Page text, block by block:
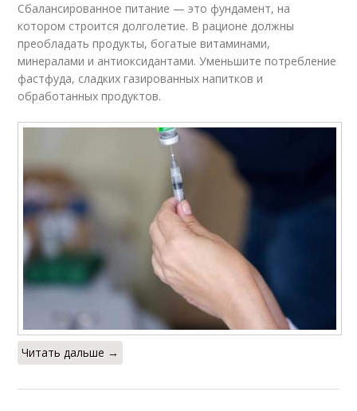
Сбалансированное питание — это фундамент, на
котором строится долголетие. В рационе должны
преобладать продукты, богатые витаминами,
минералами и антиоксидантами. Уменьшите потребление
фастфуда, сладких газированных напитков и
обработанных продуктов.
Читать дальше →